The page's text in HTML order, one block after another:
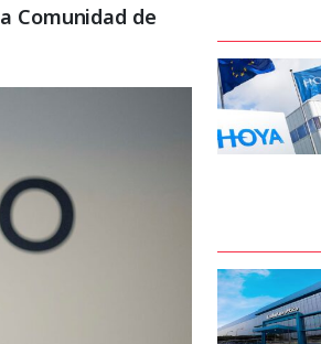
Comunidad de